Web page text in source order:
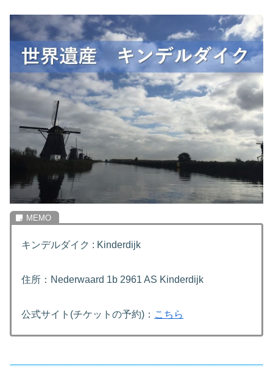
キンデルダイク : Kinderdijk
住所：Nederwaard 1b 2961 AS Kinderdijk
公式サイト(チケットの予約)： こちら